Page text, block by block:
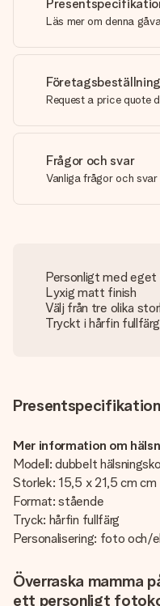
Läs mer om denna
Företagsbeställning
Request a price quote
Frågor och svar
Vanliga frågor och svar
Personligt med
Lyxig matt finish
Välj från tre olika
Tryckt i hårfin fullfärg
Mer information om
Modell: dubbelt
Storlek: 15,5 x 21,5 cm cm
Format: stående
Tryck: hårfin fullfärg
Personalisering: foto och/
Överraska mamma
ett personligt